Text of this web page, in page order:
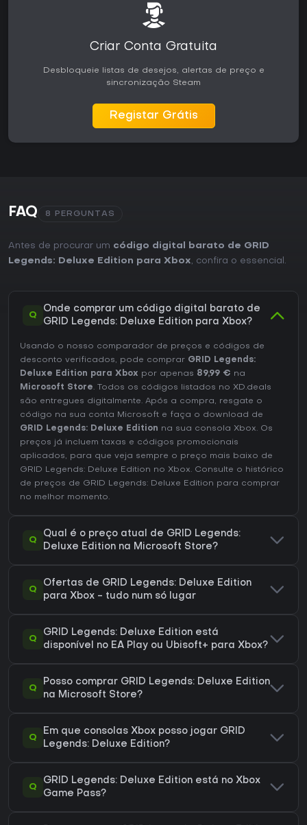
Criar Conta Gratuita
Desbloqueie listas de desejos, alertas de preço e
sincronização Steam
Registar Grátis
FAQ 8 PERGUNTAS
Antes de procurar um código digital barato de GRID
Legends: Deluxe Edition para Xbox, confira o essencial.
Q
Onde comprar um código digital barato de
GRID Legends: Deluxe Edition para Xbox?
Usando o nosso comparador de preços e códigos de
desconto verificados, pode comprar GRID Legends:
Deluxe Edition para Xbox por apenas 89,99 € na
Microsoft Store. Todos os códigos listados no XD.deals
são entregues digitalmente. Após a compra, resgate o
código na sua conta Microsoft e faça o download de
GRID Legends: Deluxe Edition na sua consola Xbox. Os
preços já incluem taxas e códigos promocionais
aplicados, para que veja sempre o preço mais baixo de
GRID Legends: Deluxe Edition no Xbox. Consulte o histórico
de preços de GRID Legends: Deluxe Edition para comprar
no melhor momento.
Q
Qual é o preço atual de GRID Legends:
Deluxe Edition na Microsoft Store?
Q
Ofertas de GRID Legends: Deluxe Edition
para Xbox - tudo num só lugar
Q
GRID Legends: Deluxe Edition está
disponível no EA Play ou Ubisoft+ para Xbox?
Q
Posso comprar GRID Legends: Deluxe Edition
na Microsoft Store?
Q
Em que consolas Xbox posso jogar GRID
Legends: Deluxe Edition?
Q
GRID Legends: Deluxe Edition está no Xbox
Game Pass?